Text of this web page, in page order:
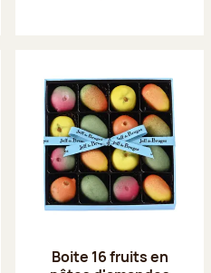
Boite 16 fruits en